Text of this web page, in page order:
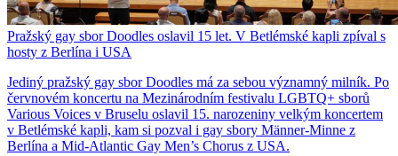
Pražský gay sbor Doodles oslavil 15 let. V Betlémské kapli zpíval s
hosty z Berlína i USA
Jediný pražský gay sbor Doodles má za sebou významný milník. Po
červnovém koncertu na Mezinárodním festivalu LGBTQ+ sborů
Various Voices v Bruselu oslavil 15. narozeniny velkým koncertem
v Betlémské kapli, kam si pozval i gay sbory Männer-Minne z
Berlína a Mid-Atlantic Gay Men’s Chorus z USA.